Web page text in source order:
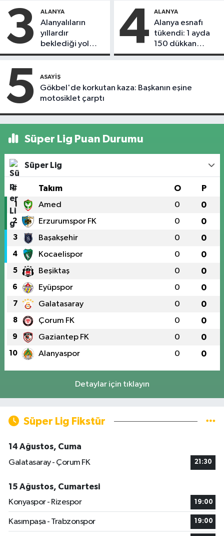
3 ALANYA
Alanyalıların
yıllardır
beklediği yol
askıdan döndü
4 ALANYA
Alanya esnafı
tükendi: 1 ayda
150 dükkan
kapandı
5 ASAYIŞ
Gökbel'de korkutan kaza: Başkanın eşine
motosiklet çarptı
Süper Lig Puan Durumu
Süper Lig
# Takım O P
1 Amed 0 0
2 Erzurumspor FK 0 0
3 Başakşehir 0 0
4 Kocaelispor 0 0
5 Beşiktaş 0 0
6 Eyüpspor 0 0
7 Galatasaray 0 0
8 Çorum FK 0 0
9 Gaziantep FK 0 0
10 Alanyaspor 0 0
Detaylar için tıklayın
Süper Lig Fikstür
14 Ağustos, Cuma
Galatasaray - Çorum FK
21:30
15 Ağustos, Cumartesi
Konyaspor - Rizespor
19:00
Kasımpaşa - Trabzonspor 19:00